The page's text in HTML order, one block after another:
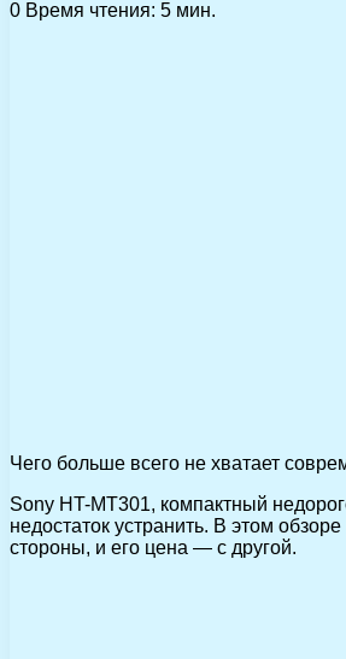
0 Время чтения: 5 мин.
Чего больше всего не хватает
Sony HT-MT301, компактный
недостаток устранить. В этом
стороны, и его цена — с другой.